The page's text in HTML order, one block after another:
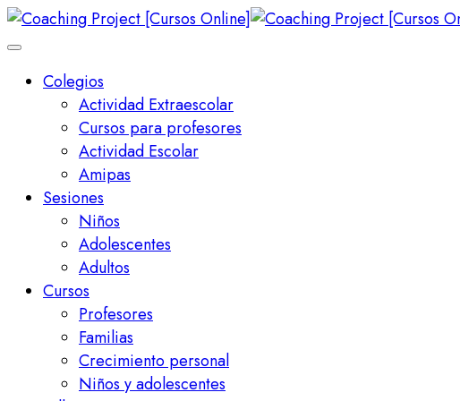
Colegios
Actividad Extraescolar
Cursos para profesores
Actividad Escolar
Amipas
Sesiones
Niños
Adolescentes
Adultos
Cursos
Profesores
Familias
Crecimiento personal
Niños y adolescentes